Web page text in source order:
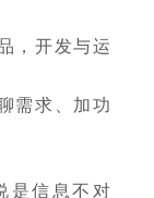
，开发与运
需求、加功
是信息不对